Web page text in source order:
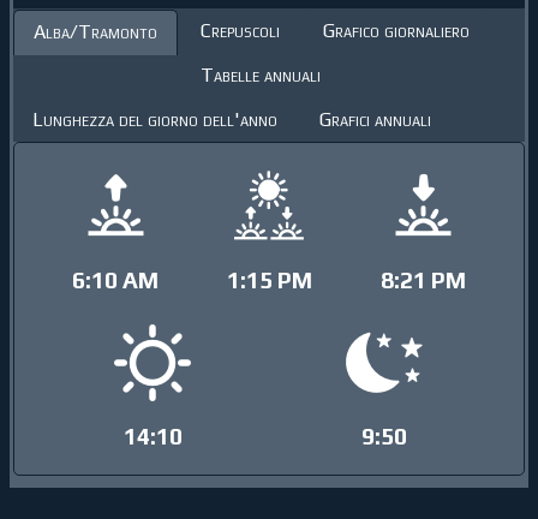
Alba/Tramonto Crepuscoli
Grafico giornaliero
Tabelle annuali
Lunghezza del giorno dell'anno
Grafici annuali
6:10 AM 1:15 PM 8:21 PM
14:10 9:50